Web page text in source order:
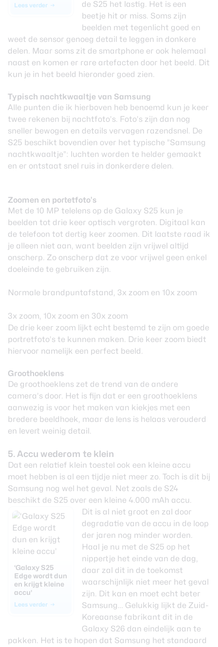
Lees verder
de S25 het lastig. Het is een
beetje hit or miss. Soms zijn
beelden met tegenlicht goed en
weet de sensor genoeg detail te leggen in donkere
delen. Maar soms zit de smartphone er ook helemaal
naast en komen er rare artefacten door het beeld. Dit
kun je in het beeld hieronder goed zien.
Typisch nachtkwaaltje van Samsung
Alle punten die ik hierboven heb benoemd kun je keer
twee rekenen bij nachtfoto’s. Foto’s zijn dan nog
sneller bewogen en details vervagen razendsnel. De
S25 beschikt bovendien over het typische ”Samsung
nachtkwaaltje”: luchten worden te helder gemaakt
en er ontstaat snel ruis in donkerdere delen.
Zoomen en portetfoto’s
Met de 10 MP telelens op de Galaxy S25 kun je
beelden tot drie keer optisch vergroten. Digitaal kan
de telefoon tot dertig keer zoomen. Dit laatste raad ik
je alleen niet aan, want beelden zijn vrijwel altijd
onscherp. Zo onscherp dat ze voor vrijwel geen enkel
doeleinde te gebruiken zijn.
Normale brandpuntafstand, 3x zoom en 10x zoom
3x zoom, 10x zoom en 30x zoom
De drie keer zoom lijkt echt bestemd te zijn om goede
portretfoto’s te kunnen maken. Drie keer zoom biedt
hiervoor namelijk een perfect beeld.
Groothoeklens
De groothoeklens zet de trend van de andere
camera’s door. Het is fijn dat er een groothoeklens
aanwezig is voor het maken van kiekjes met een
bredere beeldhoek, maar de lens is helaas verouderd
en levert weinig detail.
5. Accu wederom te klein
Dat een relatief klein toestel ook een kleine accu
moet hebben is al een tijdje niet meer zo. Toch is dit bij
Samsung nog wel het geval. Net zoals de S24
beschikt de S25 over een kleine 4.000 mAh accu.
‘Galaxy S25
Edge wordt dun
en krijgt kleine
accu’
Lees verder
Dit is al niet groot en zal door
degradatie van de accu in de loop
der jaren nog minder worden.
Haal je nu met de S25 op het
nippertje het einde van de dag,
daar zal dit in de toekomst
waarschijnlijk niet meer het geval
zijn. Dit kan en moet echt beter
Samsung… Gelukkig lijkt de Zuid-
Koreaanse fabrikant dit in de
Galaxy S26 dan eindelijk aan te
pakken. Het is te hopen dat Samsung het standaard